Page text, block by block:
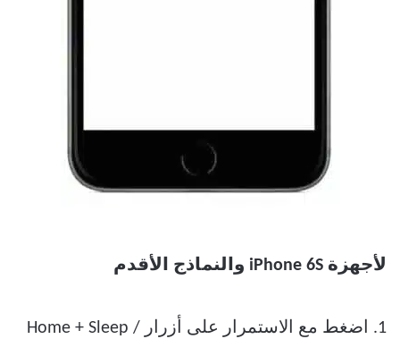
لأجهزة iPhone 6S والنماذج الأقدم
1. اضغط مع الاستمرار على أزرار Home + Sleep /